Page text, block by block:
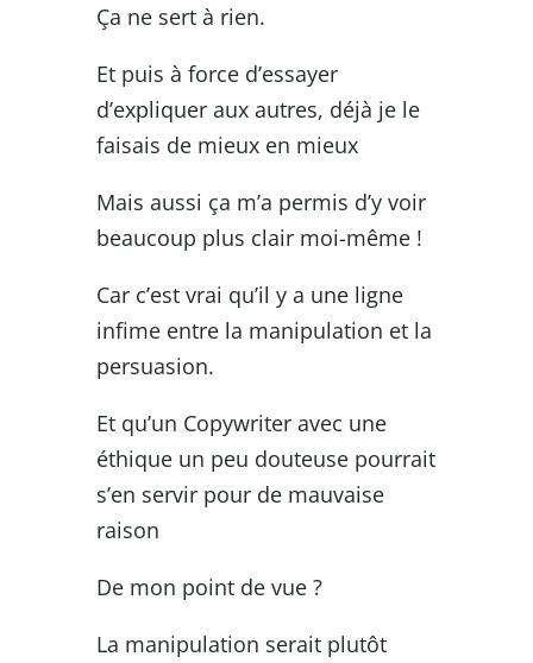
Ça ne sert à rien.
Et puis à force d’essayer
d’expliquer aux autres, déjà je le
faisais de mieux en mieux
Mais aussi ça m’a permis d’y voir
beaucoup plus clair moi-même !
Car c’est vrai qu’il y a une ligne
infime entre la manipulation et la
persuasion.
Et qu’un Copywriter avec une
éthique un peu douteuse pourrait
s’en servir pour de mauvaise
raison
De mon point de vue ?
La manipulation serait plutôt